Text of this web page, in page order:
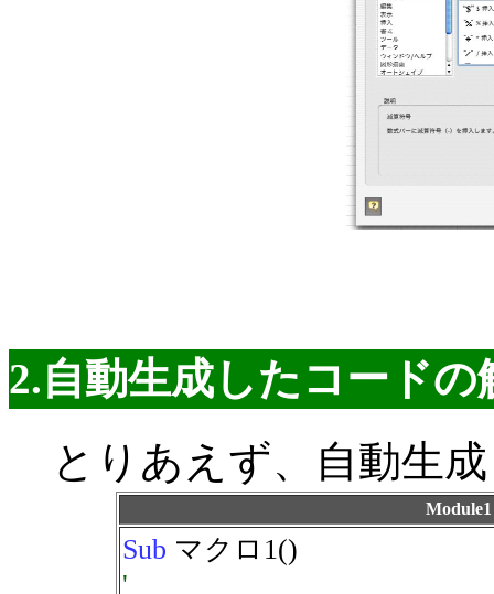
2.自動生成したコードの
とりあえず、自動生
Sub マクロ1()
'